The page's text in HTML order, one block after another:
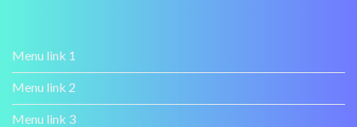
Menu link 1
Menu link 2
Menu link 3